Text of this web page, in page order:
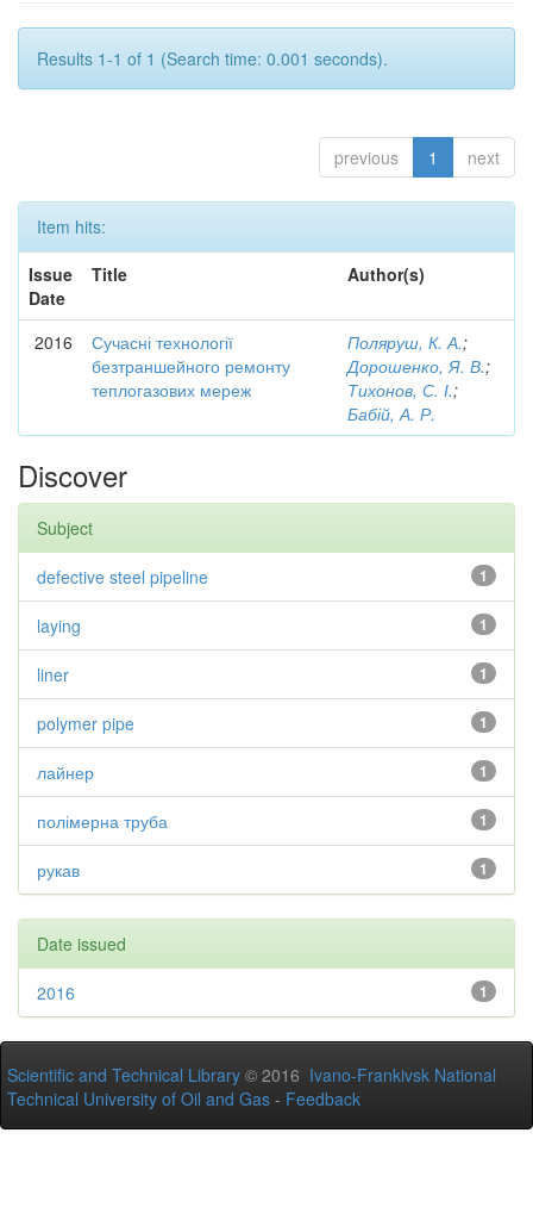
Results 1-1 of 1 (Search time: 0.001 seconds).
previous 1 next
Item hits:
Issue
Date
Title Author(s)
2016
Сучасні технології
безтраншейного ремонту
теплогазових мереж
Поляруш, К. А.;
Дорошенко, Я. В.;
Тихонов, С. І.;
Бабій, А. Р.
Discover
Subject
1
defective steel pipeline
1
laying
1
liner
1
polymer pipe
1
лайнер
1
полімерна труба
1
рукав
Date issued
1
2016
Scientific and Technical Library © 2016 Ivano-Frankivsk National
Technical University of Oil and Gas - Feedback